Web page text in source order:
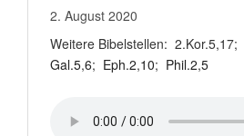
2. August 2020
Weitere Bibelstellen: 2.Kor.5,17;
Gal.5,6; Eph.2,10; Phil.2,5